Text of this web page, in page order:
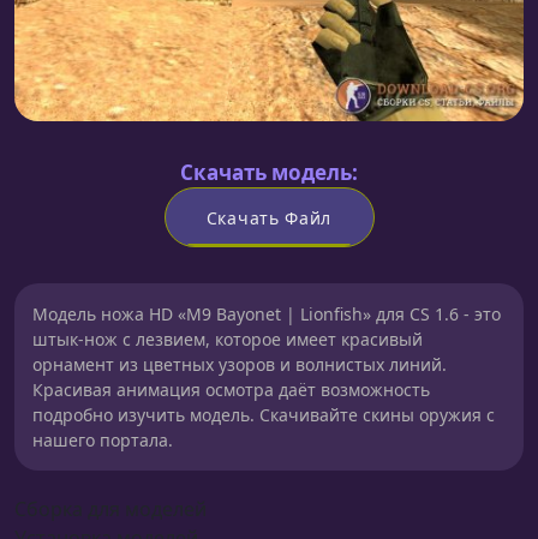
Скачать модель:
Скачать Файл
Модель ножа HD «M9 Bayonet | Lionfish» для CS 1.6 - это
штык-нож с лезвием, которое имеет красивый
орнамент из цветных узоров и волнистых линий.
Красивая анимация осмотра даёт возможность
подробно изучить модель. Скачивайте скины оружия с
нашего портала.